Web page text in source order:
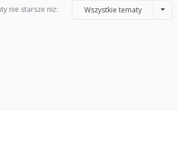
nie starsze niż: Wszystkie tematy